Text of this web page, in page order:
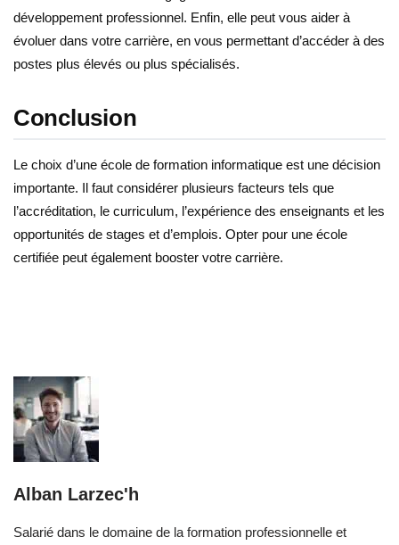
développement professionnel. Enfin, elle peut vous aider à
évoluer dans votre carrière, en vous permettant d’accéder à des
postes plus élevés ou plus spécialisés.
Conclusion
Le choix d’une école de formation informatique est une décision
importante. Il faut considérer plusieurs facteurs tels que
l’accréditation, le curriculum, l’expérience des enseignants et les
opportunités de stages et d’emplois. Opter pour une école
certifiée peut également booster votre carrière.
Alban Larzec'h
Salarié dans le domaine de la formation professionnelle et